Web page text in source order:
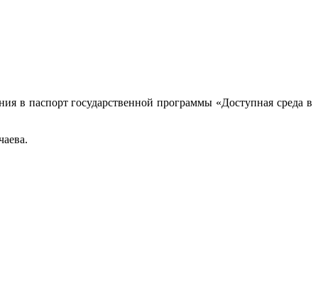
в паспорт государственной программы «Доступная среда в